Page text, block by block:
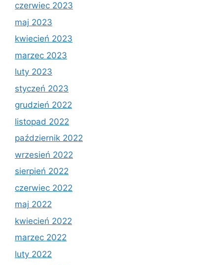
czerwiec 2023
maj 2023
kwiecień 2023
marzec 2023
luty 2023
styczeń 2023
grudzień 2022
listopad 2022
październik 2022
wrzesień 2022
sierpień 2022
czerwiec 2022
maj 2022
kwiecień 2022
marzec 2022
luty 2022